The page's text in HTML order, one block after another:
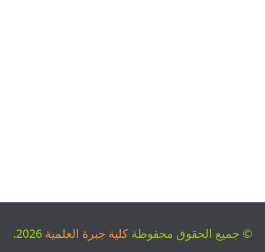
© جميع الحقوق محفوظة كلية جبرة العلمية 2026.